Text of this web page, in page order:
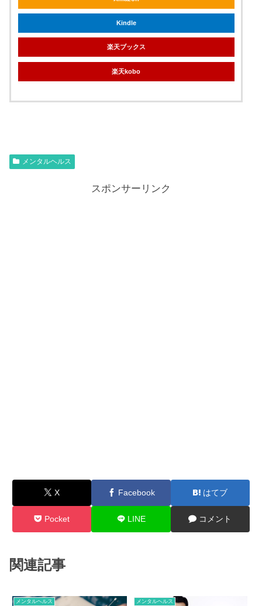
Kindle
楽天ブックス
楽天kobo
メンタルヘルス
スポンサーリンク
X Facebook はてブ
Pocket LINE コメント
関連記事
メンタルヘルス メンタルヘルス